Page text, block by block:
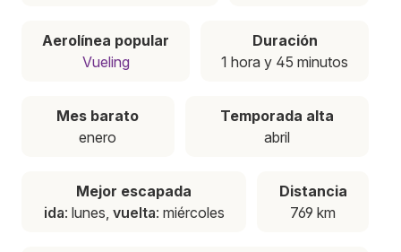
Aerolínea popular
Vueling
Duración
1 hora y 45 minutos
Mes barato
enero
Temporada alta
abril
Mejor escapada
ida: lunes, vuelta: miércoles
Distancia
769 km